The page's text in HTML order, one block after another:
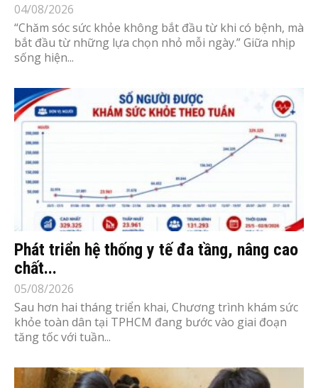
04/08/2026
“Chăm sóc sức khỏe không bắt đầu từ khi có bệnh, mà
bắt đầu từ những lựa chọn nhỏ mỗi ngày.” Giữa nhịp
sống hiện...
Phát triển hệ thống y tế đa tầng, nâng cao
chất...
05/08/2026
Sau hơn hai tháng triển khai, Chương trình khám sức
khỏe toàn dân tại TPHCM đang bước vào giai đoạn
tăng tốc với tuần...